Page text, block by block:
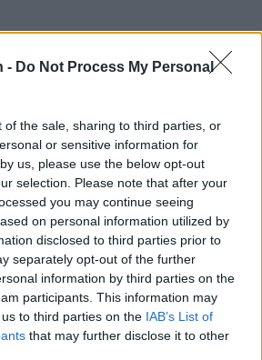
- Do Not Process My Personal
of the sale, sharing to third parties, or
or sensitive information for
us, please use the below opt-out
selection. Please note that after your
you may continue seeing
on personal information utilized by
disclosed to third parties prior to
separately opt-out of the further
information by third parties on the
participants. This information may
to third parties on the IAB’s List of
that may further disclose it to other
– szól
felülök.
mögött. Nem vagy túl ügyes!
–Miért segít azoknak? Maga nem
nem fontos. És neked nem is kell
milyen ember vagyok, nem
te rólam semmit, ne próbálj meg